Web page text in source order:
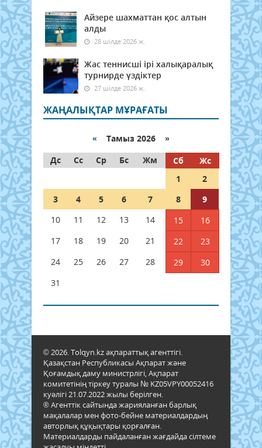
Айзере шахматтан қос алтын
алды
28 шілде 2026 ж.
Жас теннисші ірі халықаралық
турнирде үздіктер
27 шілде 2026 ж.
ЖАҢАЛЫҚТАР МҰРАҒАТЫ
« Тамыз 2026 »
Дс
Сс Ср Бс Жм Сб
Жс
1
2
3
4 5 6 7 8
9
10
11 12 13 14 15
16
17
18 19 20 21 22
23
24
25 26 27 28 29
30
31
© 2026. Tolqyn.kz ақпараттық агенттігі.
Қазақстан Республикасы Ақпарат және
Қоғамдық даму министрлігі, Ақпарат
комитетінің тіркеу туралы № KZ05VPY00052416
куәлігі 21.07.2022 жылы берілген.
® Агенттік сайтында жарияланған барлық
мақалалар мен фото-бейне материалдардың
авторлық құқықтары қорғалған.
Материалдарды пайдаланған жағдайда сілтеме